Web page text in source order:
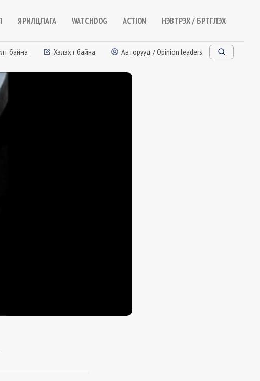
ЯРИЛЦЛАГА WATCHDOG ACTION НЭВТРЭХ / БҮРТГҮҮЛЭХ
байна Хэлэх үг байна Авторууд / Opinion leaders